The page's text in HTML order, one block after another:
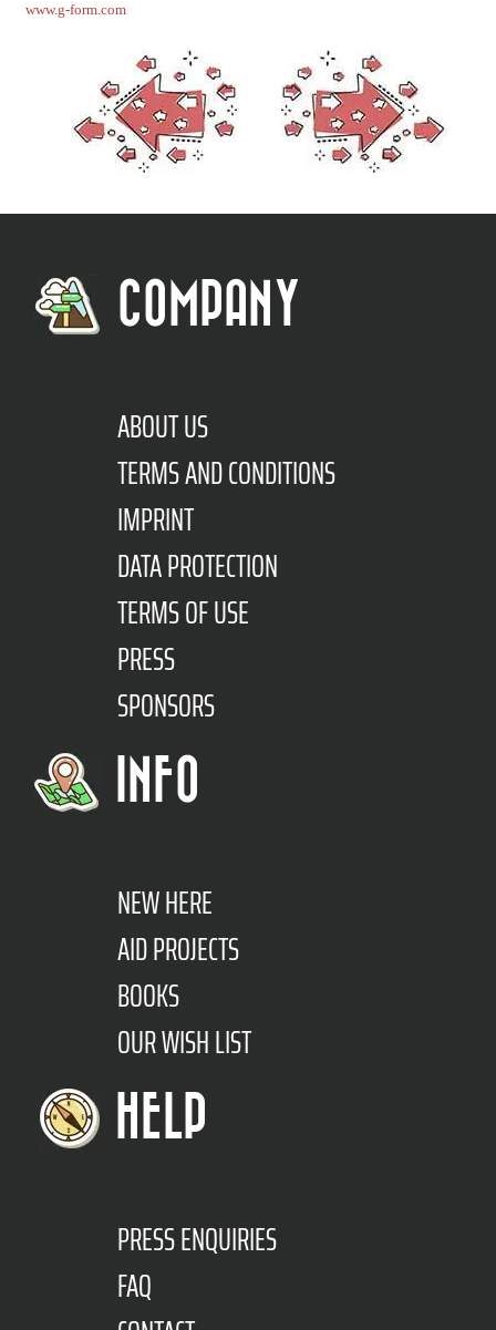
www.g-form.com
COMPANY
ABOUT US
TERMS AND CONDITIONS
IMPRINT
DATA PROTECTION
TERMS OF USE
PRESS
SPONSORS
INFO
NEW HERE
AID PROJECTS
BOOKS
OUR WISH LIST
HELP
PRESS ENQUIRIES
FAQ